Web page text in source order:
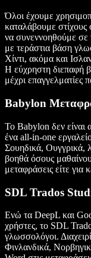
Όλοι έχουμε
καταλάβουμε στίχους
να συνεννοηθούμε σε
με τεράστια βάση
Χίντι, ακόμα και
Η εύχρηστη διεπαφή
μέχρι επαγγελματίες
Babylon
Το Babylon δεν είναι
ένα all-in-one
Σουηδικά, Ουγγρικά,
βοηθά όσους
μεταφράσεις είτε
SDL Trados
Ενώ τα DeepL και
χρήστες, το SDL
γλωσσολόγοι.
Φινλανδικά,